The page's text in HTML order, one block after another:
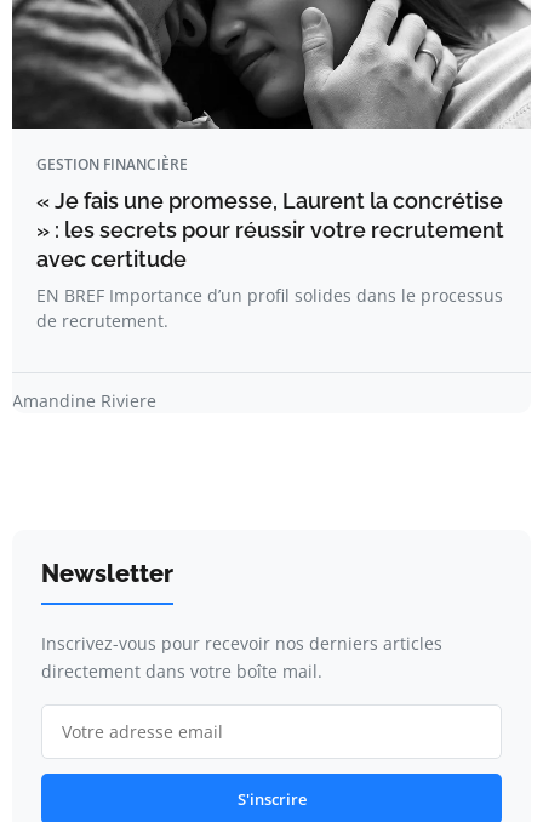
GESTION FINANCIÈRE
« Je fais une promesse, Laurent la concrétise
» : les secrets pour réussir votre recrutement
avec certitude
EN BREF Importance d’un profil solides dans le processus
de recrutement.
Amandine Riviere
Newsletter
Inscrivez-vous pour recevoir nos derniers articles
directement dans votre boîte mail.
S'inscrire